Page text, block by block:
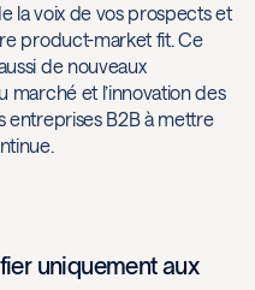
la voix de vos prospects et
product-market fit. Ce
de nouveaux
marché et l’innovation des
entreprises B2B à mettre
uniquement aux